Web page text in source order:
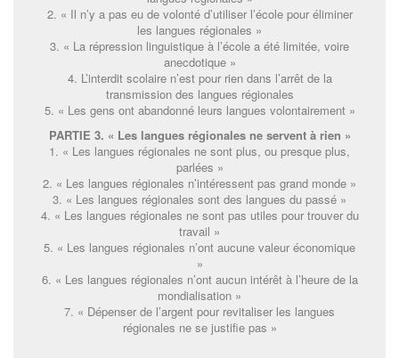
2. « Il n’y a pas eu de volonté d’utiliser l’école pour éliminer
les langues régionales »
3. « La répression linguistique à l’école a été limitée, voire
anecdotique »
4. L’interdit scolaire n’est pour rien dans l’arrêt de la
transmission des langues régionales
5. « Les gens ont abandonné leurs langues volontairement »
PARTIE 3. « Les langues régionales ne servent à rien »
1. « Les langues régionales ne sont plus, ou presque plus,
parlées »
2. « Les langues régionales n’intéressent pas grand monde »
3. « Les langues régionales sont des langues du passé »
4. « Les langues régionales ne sont pas utiles pour trouver du
travail »
5. « Les langues régionales n’ont aucune valeur économique
»
6. « Les langues régionales n’ont aucun intérêt à l’heure de la
mondialisation »
7. « Dépenser de l’argent pour revitaliser les langues
régionales ne se justifie pas »